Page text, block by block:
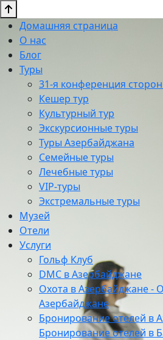
Домашняя страница
О нас
Блог
Туры
31-я конференция
Кешер тур
Культурный тур
Экскурсионные туры
Туры Азербайджана
Семейные туры
Лечебные туры
VIP-туры
Экстремальные туры
Музей
Отели
Услуги
Гольф Клуб
DMC в Азербайджане
Охота в Азербайджане -
Азербайджане
Бронирование отелей в
Бронирование отелей в